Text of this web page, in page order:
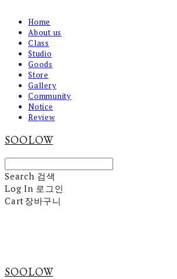
Home
About us
Class
Studio
Goods
Store
Gallery
Community
Notice
Review
SOOLOW
Search 검색
Log In 로그인
Cart장바구니
SOOLOW